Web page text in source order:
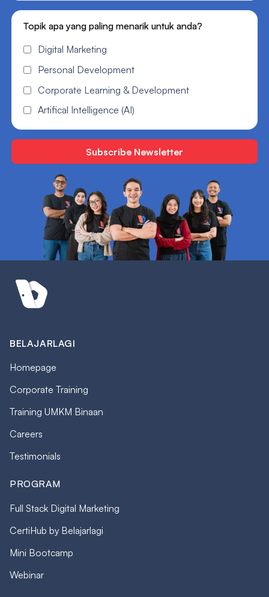
Topik apa yang paling menarik untuk anda?
Digital Marketing
Personal Development
Corporate Learning & Development
Artifical Intelligence (AI)
BELAJARLAGI
Homepage
Corporate Training
Training UMKM Binaan
Careers
Testimonials
PROGRAM
Full Stack Digital Marketing
CertiHub by Belajarlagi
Mini Bootcamp
Webinar